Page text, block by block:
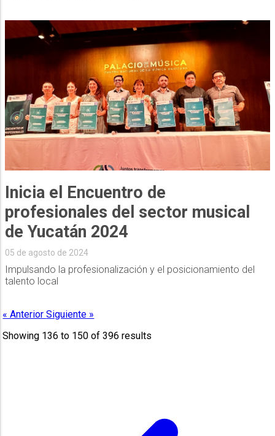
Inicia el Encuentro de
profesionales del sector musical
de Yucatán 2024
05 de agosto de 2024
Impulsando la profesionalización y el posicionamiento del
talento local
« AnteriorSiguiente »
Showing 136 to 150 of396 results